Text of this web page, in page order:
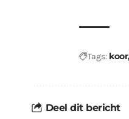
Tags: koor
Deel dit bericht